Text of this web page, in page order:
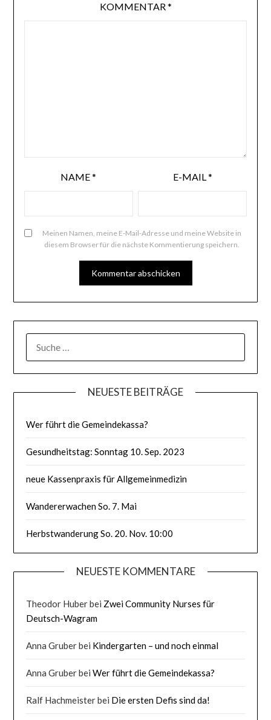
KOMMENTAR*
NAME* E-MAIL*
Meinen Namen, meine E-Mail-Adresse und meine Website in
diesem Browser für die nächste Kommentierung speichern.
NACH:
NEUESTE BEITRÄGE
Wer führt die Gemeindekassa?
Gesundheitstag: Sonntag 10. Sep. 2023
neue Kassenpraxis für Allgemeinmedizin
Wandererwachen So. 7. Mai
Herbstwanderung So. 20. Nov. 10:00
NEUESTE KOMMENTARE
Theodor Huberbei Zwei Community Nurses für
Deutsch-Wagram
Anna Gruberbei Kindergarten – und noch einmal
Anna GruberbeiWer führt die Gemeindekassa?
Ralf Hachmeisterbei Die ersten Defis sind da!